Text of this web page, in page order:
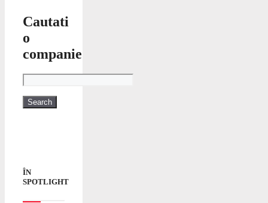
Cautati
o
companie
ÎN
SPOTLIGHT